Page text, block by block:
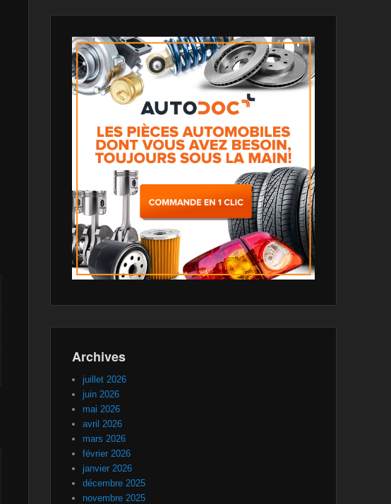
Archives
juillet 2026
juin 2026
mai 2026
avril 2026
mars 2026
février 2026
janvier 2026
décembre 2025
novembre 2025